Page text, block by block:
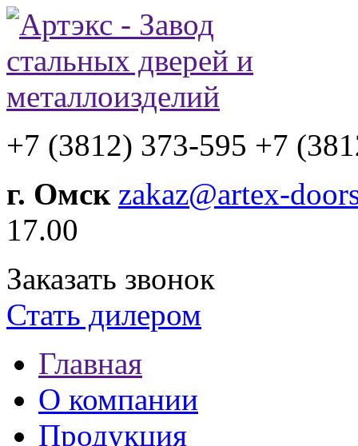
+7 (3812) 373-595 +7
г. Омск zakaz@artex-
17.00
Заказать звонок
Стать дилером
Главная
О компании
Продукция